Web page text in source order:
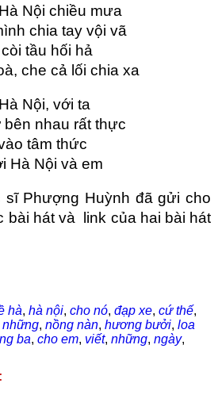
Nội chiều mưa
chia tay vội vã
tầu hối hả
che cả lối chia xa
Nội, với ta
nhau rất thực
tâm thức
Hà Nội và em
sĩ Phượng Huỳnh đã gửi cho
bài hát và link của hai bài hát
hà, hà nội, cho nó, đạp xe, cứ thế,
những, nồng nàn, hương bưởi, loa
ba, cho em, viết, những, ngày,